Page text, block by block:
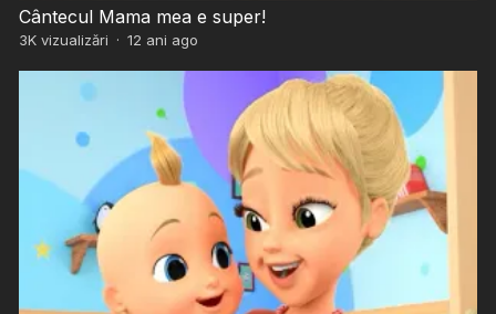
Cântecul Mama mea e super!
3Kvizualizări · 12 ani ago